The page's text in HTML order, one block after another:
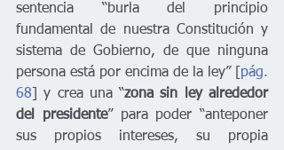
sentencia “burla del principio
fundamental de nuestra Constitución y
sistema de Gobierno, de que ninguna
persona está por encima de la ley” [ pág.
68 ] y crea una “zona sin ley alrededor
del presidente” para poder “anteponer
sus propios intereses, su propia